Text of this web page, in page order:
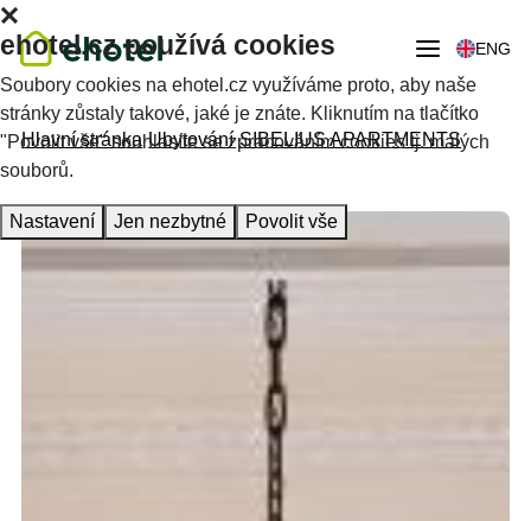
ENG
Hlavní stránka Ubytování SIBELIUS APARTMENTS
ehotel.cz používá cookies
Soubory cookies na ehotel.cz využíváme proto, aby naše
stránky zůstaly takové, jaké je znáte. Kliknutím na tlačítko
"Povolit vše" souhlasíte se zpracováním cookies tj. malých
souborů.
Nastavení Jen nezbytné Povolit vše